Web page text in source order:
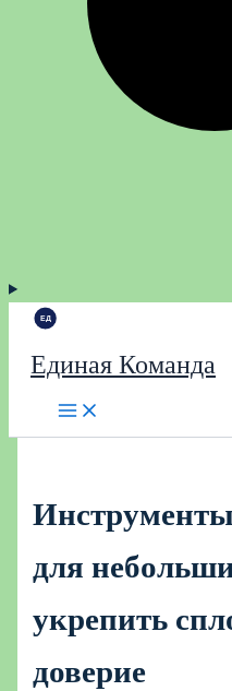
Единая Команда
для
укрепить
доверие